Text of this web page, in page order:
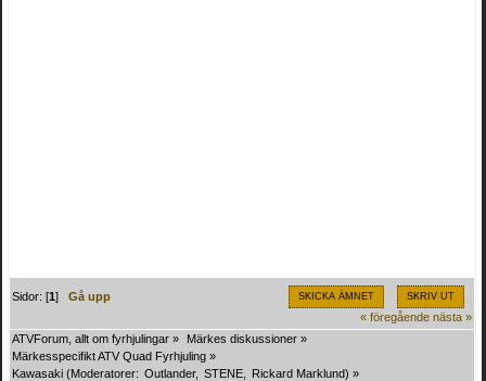
SKICKA ÄMNET SKRIV UT
Sidor: [1]Gå upp
« föregående nästa »
ATVForum, allt om fyrhjulingar » Märkes diskussioner »
Märkesspecifikt ATV Quad Fyrhjuling »
Kawasaki (Moderatorer: Outlander, STENE Rickard Marklund) »